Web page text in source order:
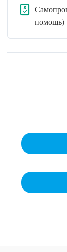
помощь)